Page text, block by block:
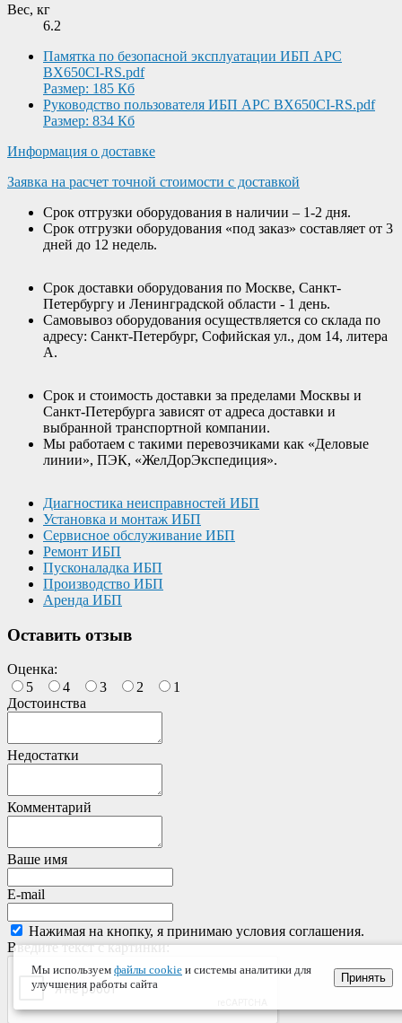
Вес, кг
6.2
Памятка по безопасной эксплуатации ИБП APC
BX650CI-RS.pdf
Размер: 185 Кб
Руководство пользователя ИБП APC BX650CI-RS.pdf
Размер: 834 Кб
Информация о доставке
Заявка на расчет точной стоимости с доставкой
Срок отгрузки оборудования в наличии – 1-2 дня.
Срок отгрузки оборудования «под заказ» составляет от 3
дней до 12 недель.
Срок доставки оборудования по Москве, Санкт-
Петербургу и Ленинградской области - 1 день.
Самовывоз оборудования осуществляется со склада по
адресу: Санкт-Петербург, Софийская ул., дом 14, литера
А.
Срок и стоимость доставки за пределами Москвы и
Санкт-Петербурга зависят от адреса доставки и
выбранной транспортной компании.
Мы работаем с такими перевозчиками как «Деловые
линии», ПЭК, «ЖелДорЭкспедиция».
Диагностика неисправностей ИБП
Установка и монтаж ИБП
Сервисное обслуживание ИБП
Ремонт ИБП
Пусконаладка ИБП
Производство ИБП
Аренда ИБП
Оставить отзыв
Оценка:
5
4 3 2
1
Достоинства
Недостатки
Комментарий
Ваше имя
E-mail
Нажимая на кнопку, я принимаю условия соглашения.
Введите текст с картинки:
Мы используем файлы cookie и системы аналитики для
улучшения работы сайта
Принять